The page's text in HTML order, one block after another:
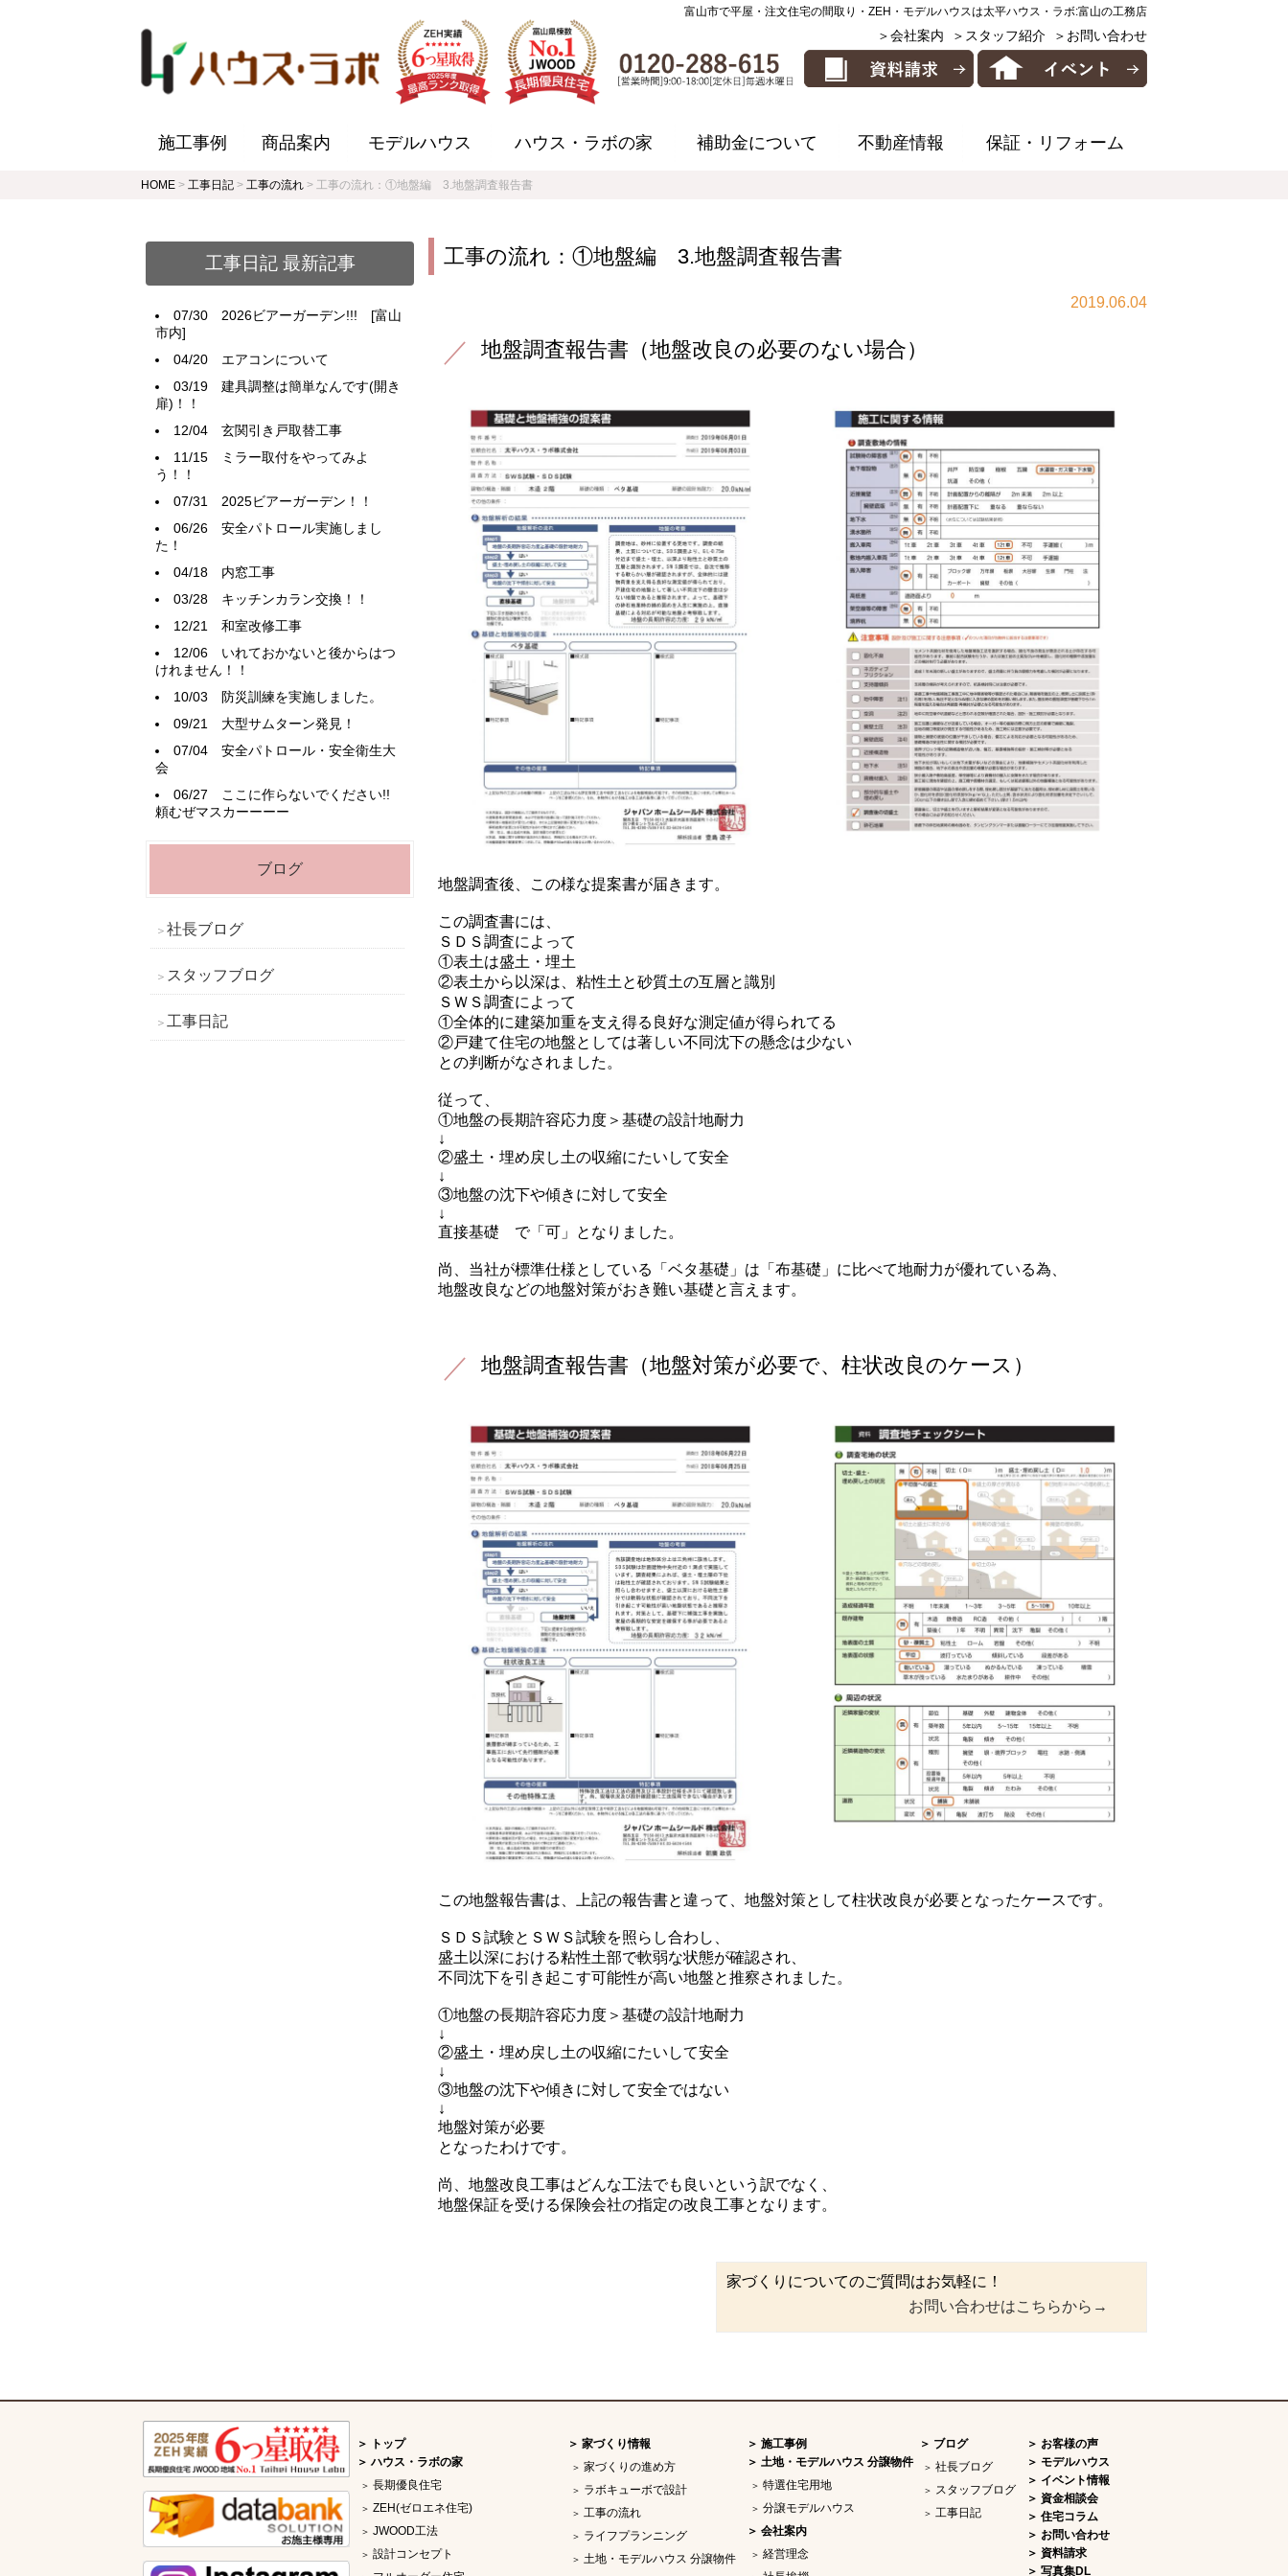
富山市で平屋・注文住宅の間取り・ZEH・モデルハウスは太平ハウス・ラボ:富山の工務店
＞会社案内 ＞スタッフ紹介 ＞お問い合わせ
施工事例 商品案内 モデルハウス ハウス・ラボの家 補助金について 不動産情報 保証・リフォーム
HOME > 工事日記 > 工事の流れ > 工事の流れ：①地盤編 3.地盤調査報告書
工事の流れ：①地盤編 3.地盤調査報告書
2019.06.04
地盤調査報告書（地盤改良の必要のない場合）
地盤調査後、この様な提案書が届きます。
この調査書には、
ＳＤＳ調査によって
①表土は盛土・埋土
②表土から以深は、粘性土と砂質土の互層と識別
ＳＷＳ調査によって
①全体的に建築加重を支え得る良好な測定値が得られてる
②戸建て住宅の地盤としては著しい不同沈下の懸念は少ない
との判断がなされました。
従って、
①地盤の長期許容応力度＞基礎の設計地耐力
↓
②盛土・埋め戻し土の収縮にたいして安全
↓
③地盤の沈下や傾きに対して安全
↓
直接基礎 で「可」となりました。
尚、当社が標準仕様としている「ベタ基礎」は「布基礎」に比べて地耐力が優れている為、
地盤改良などの地盤対策がおき難い基礎と言えます。
地盤調査報告書（地盤対策が必要で、柱状改良のケース）
この地盤報告書は、上記の報告書と違って、地盤対策として柱状改良が必要となったケースです。
ＳＤＳ試験とＳＷＳ試験を照らし合わし、
盛土以深における粘性土部で軟弱な状態が確認され、
不同沈下を引き起こす可能性が高い地盤と推察されました。
①地盤の長期許容応力度＞基礎の設計地耐力
↓
②盛土・埋め戻し土の収縮にたいして安全
↓
③地盤の沈下や傾きに対して安全ではない
↓
地盤対策が必要
となったわけです。
尚、地盤改良工事はどんな工法でも良いという訳でなく、
地盤保証を受ける保険会社の指定の改良工事となります。
家づくりについてのご質問はお気軽に！
お問い合わせはこちらから→
工事日記 最新記事
07/30 2026ビアーガーデン!!! [富山
市内]
04/20 エアコンについて
03/19 建具調整は簡単なんです(開き
扉)！！
12/04 玄関引き戸取替工事
11/15
ミラー取付をやってみよ
う！！
07/31 2025ビアーガーデン！！
06/26 安全パトロール実施しまし
た！
04/18 内窓工事
03/28 キッチンカラン交換！！
12/21 和室改修工事
12/06 いれておかないと後からはつ
けれません！！
10/03 防災訓練を実施しました。
09/21 大型サムターン発見！
07/04 安全パトロール・安全衛生大
会
06/27 ここに作らないでください!!
頼むぜマスカーーーー
ブログ
社長ブログ
スタッフブログ
工事日記
トップ
ハウス・ラボの家
長期優良住宅
ZEH(ゼロエネ住宅)
JWOOD工法
設計コンセプト
家づくり情報
家づくりの進め方
ラボキューボで設計
工事の流れ
ライフプランニング
土地・モデルハウス 分譲物件
施工事例
土地・モデルハウス 分譲物件
特選住宅用地
分譲モデルハウス
会社案内
経営理念
ブログ
社長ブログ
スタッフブログ
工事日記
お客様の声
モデルハウス
イベント情報
資金相談会
住宅コラム
お問い合わせ
資料請求
写真集DL